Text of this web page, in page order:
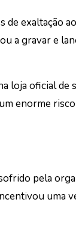
exaltação
a gravar e
loja oficial de
enorme
pela
uma